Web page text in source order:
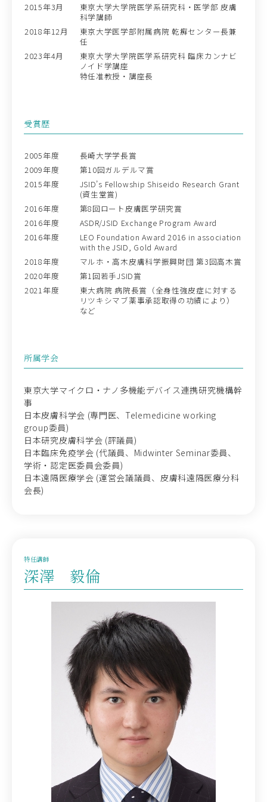
2015年3月
東京大学大学院医学系研究科・医学部 皮膚
科学講師
2018年12月
東京大学医学部附属病院 乾癬センター長兼
任
2023年4月
東京大学大学院医学系研究科 臨床カンナビ
ノイド学講座
特任准教授・講座長
受賞歴
2005年度
長崎大学学長賞
2009年度
第10回ガルデルマ賞
2015年度
JSID’s Fellowship Shiseido Research Grant
(資生堂賞)
2016年度
第8回ロート皮膚医学研究賞
2016年度
ASDR/JSID Exchange Program Award
2016年度
LEO Foundation Award 2016 in association
with the JSID, Gold Award
2018年度
マルホ・高木皮膚科学振興財団 第3回高木賞
2020年度
第1回若手JSID賞
2021年度
東大病院 病院長賞（全身性強皮症に対する
リツキシマブ薬事承認取得の功績により）
など
所属学会
東京大学マイクロ・ナノ多機能デバイス連携研究機構幹
事
日本皮膚科学会 (専門医、Telemedicine working
group委員)
日本研究皮膚科学会 (評議員)
日本臨床免疫学会 (代議員、Midwinter Seminar委員、
学術・認定医委員会委員)
日本遠隔医療学会 (運営会議議員、皮膚科遠隔医療分科
会長)
特任講師
深澤 毅倫